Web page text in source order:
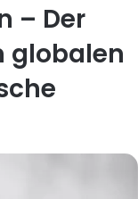
– Der
globalen